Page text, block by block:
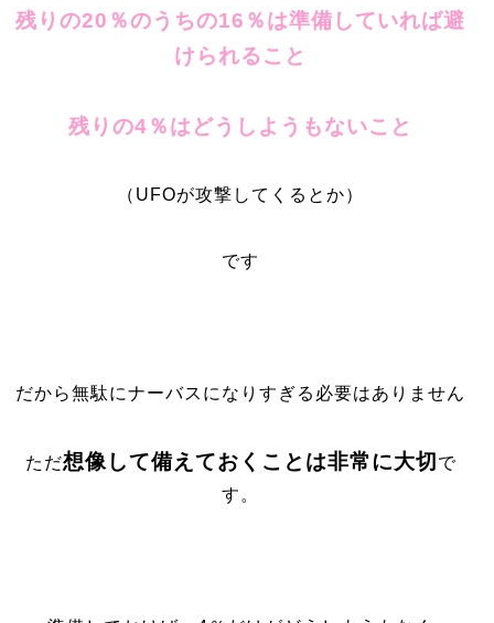
残りの20％のうちの16％は準備していれば避
けられること
残りの4％はどうしようもないこと
（UFOが攻撃してくるとか）
です
だから無駄にナーバスになりすぎる必要はありません
ただ想像して備えておくことは非常に大切 で
す。